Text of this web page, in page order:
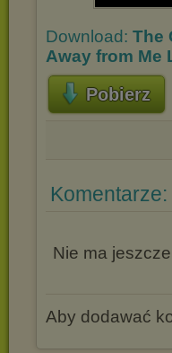
Download: The
Away from Me
Pobierz
Komentarze:
Nie ma
Aby dodawać